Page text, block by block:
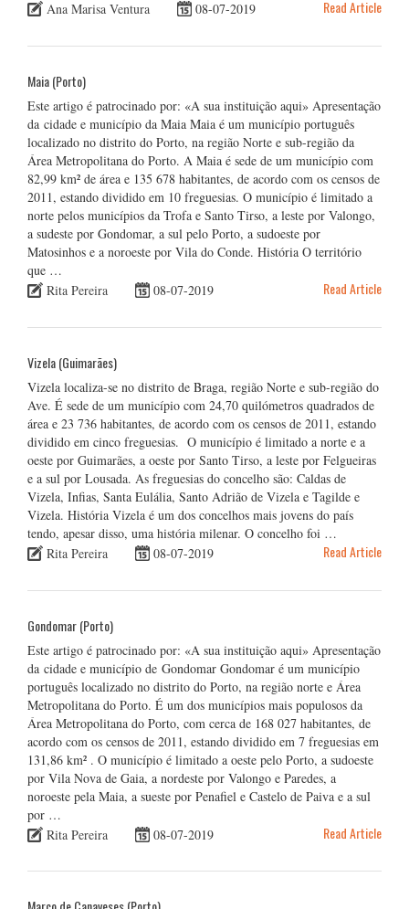
Ana Marisa Ventura 08-07-2019 Read Article
Maia (Porto)
Este artigo é patrocinado por: «A sua instituição aqui» Apresentação
da cidade e município da Maia Maia é um município português
localizado no distrito do Porto, na região Norte e sub-região da
Área Metropolitana do Porto. A Maia é sede de um município com
82,99 km² de área e 135 678 habitantes, de acordo com os censos de
2011, estando dividido em 10 freguesias. O município é limitado a
norte pelos municípios da Trofa e Santo Tirso, a leste por Valongo,
a sudeste por Gondomar, a sul pelo Porto, a sudoeste por
Matosinhos e a noroeste por Vila do Conde. História O território
que …
Rita Pereira
08-07-2019 Read Article
Vizela (Guimarães)
Vizela localiza-se no distrito de Braga, região Norte e sub-região do
Ave. É sede de um município com 24,70 quilómetros quadrados de
área e 23 736 habitantes, de acordo com os censos de 2011, estando
dividido em cinco freguesias. O município é limitado a norte e a
oeste por Guimarães, a oeste por Santo Tirso, a leste por Felgueiras
e a sul por Lousada. As freguesias do concelho são: Caldas de
Vizela, Infias, Santa Eulália, Santo Adrião de Vizela e Tagilde e
Vizela. História Vizela é um dos concelhos mais jovens do país
tendo, apesar disso, uma história milenar. O concelho foi …
Rita Pereira
08-07-2019 Read Article
Gondomar (Porto)
Este artigo é patrocinado por: «A sua instituição aqui» Apresentação
da cidade e município de Gondomar Gondomar é um município
português localizado no distrito do Porto, na região norte e Área
Metropolitana do Porto. É um dos municípios mais populosos da
Área Metropolitana do Porto, com cerca de 168 027 habitantes, de
acordo com os censos de 2011, estando dividido em 7 freguesias em
131,86 km² . O município é limitado a oeste pelo Porto, a sudoeste
por Vila Nova de Gaia, a nordeste por Valongo e Paredes, a
noroeste pela Maia, a sueste por Penafiel e Castelo de Paiva e a sul
por …
Rita Pereira
08-07-2019 Read Article